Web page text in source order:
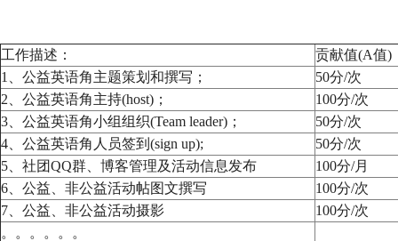
工作描述：
贡献值(A值)
1、公益英语角主题策划和撰写；
50分/次
2、公益英语角主持(host)；
100分/次
3、公益英语角小组组织(Team leader)；
50分/次
4、公益英语角人员签到(sign up);
50分/次
5、社团QQ群、博客管理及活动信息发布
100分/月
6、公益、非公益活动帖图文撰写
100分/次
7、公益、非公益活动摄影
100分/次
。。。。。。